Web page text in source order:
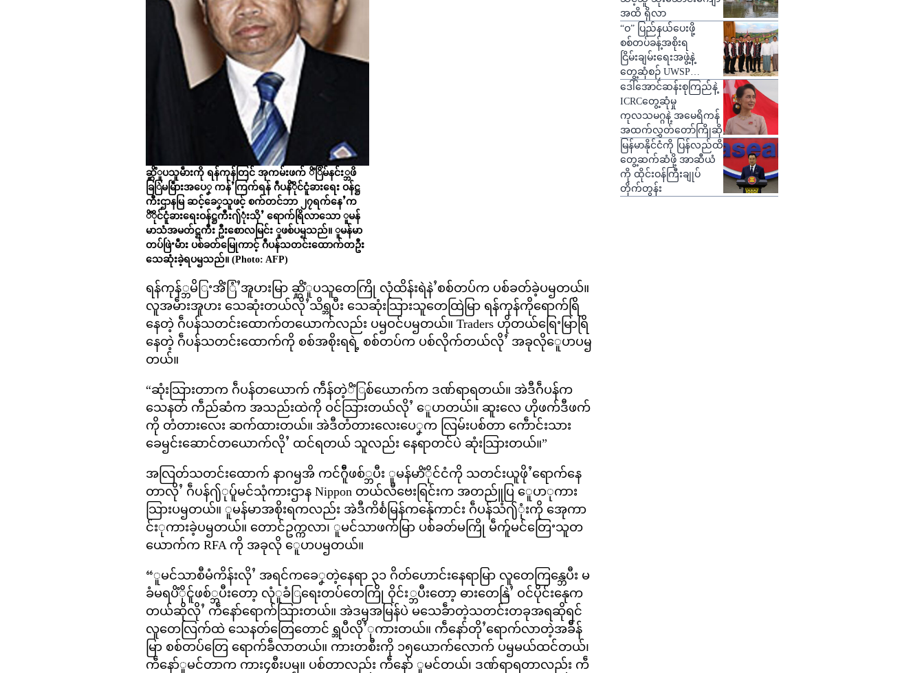
ဆ္ဋိံူပသူမဵားကို ရန်ကုန်တြင် အုကမ်းဖက် ိံြိမ်နင်း္ဘဖိ
ခြြဲမမြဵားအပေၞ ကန်ႛကြက်ရန် ဂဵပနိံိုင်ငူံခားရေး ဝန်ဋ္ဌ
ကီးဌာနမြ ဆင့်ခေၞသူဖင့် စက်တင်ဘာ ၂၇ရက်နေႛက
ိံိုင်ငူံခားရေးဝန်ဋ္ဌကီး႟ုံးသိုႛ ရောက်ရြိလာသော ူမန်
မာသံအမတ်ဋ္ဌကီး ဦးစောလမြင်း ူဖစ်ပၝသည်။ ူမန်မာ
တပ်ဖြဲႚမဵား ပစ်ခတ်မြေုကာင့် ဂဵပန်သတင်းထောက်တဦး
သေဆုံးခဲ့ရပၝသည်။ (Photo: AFP)
ရန်ကုန်္ဘမိြႚအိံြံႛအူပားမြာ ဆ္ဋိံူပသူတေကြို လုံထိန်းရဲနဲႛစစ်တပ်က ပစ်ခတ်ခဲ့ပၝတယ်။
လူအမဵားအူပား သေဆုံးတယ်လိုႛသိရ္ဘပီး သေဆုံးသြားသူတေထြဲမြာ ရန်ကုန်ကိုရောက်ရြိ
နေတဲ့ ဂဵပန်သတင်းထောက်တယောက်လည်း ပၝဝင်ပၝတယ်။ Traders ဟိုတယ်ရြေႚမြာရြိ
နေတဲ့ ဂဵပန်သတင်းထောက်ကို စစ်အစိုးရရဲ့ စစ်တပ်က ပစ်လိုက်တယ်လိုႛ အခုလိုေူပာပၝ
တယ်။
“ဆုံးသြားတာက ဂဵပန်တယောက် ကဵန်တဲ့ိံြစ်ယောက်က ဒဏ်ရာရတယ်။ အဲဒီဂဵပန်က
သေနတ် ကဵည်ဆံက အသည်းထဲကို ဝင်သြားတယ်လိုႛ ေူပာတယ်။ ဆူးလေ ဟိုဖက်ဒီဖက်
ကို တံတားလေး ဆက်ထားတယ်။ အဲဒီတံတားလေးပေၞက လြမ်းပစ်တာ ကေဵာင်းသား
ခေၝင်းဆောင်တယောက်လိုႛ ထင်ရတယ် သူလည်း နေရာတင်ပဲ ဆုံးသြားတယ်။”
အလြတ်သတင်းထောက် နာဂၝအိ ကင်ဂဵီူဖစ်္ဘပီး ူမန်မာိံိုင်ငံကို သတင်းယူဖိုႛရောက်နေ
တာလိုႛ ဂဵပန်႟ုပ်ူမင်သုံကားဌာန Nippon တယ်လီဗေးရြင်းက အတည်ူပြ ေူပာုကား
သြားပၝတယ်။ ူမန်မာအစိုးရကလည်း အဲဒီကိင်္စမြန်ကန်ေုကာင်း ဂဵပန်သံ႟ုံးကို အေုကာ
င်းုကားခဲ့ပၝတယ်။ တောင်ဥက္ကလာ၊ ူမင်သာဖက်မြာ ပစ်ခတ်မကြို မဵက်ူမင်တြေႚသူတ
ယောက်က RFA ကို အခုလို ေူပာပၝတယ်။
“ူမင်သာစီမံကိန်းလိုႛ အရင်ကခေၞတဲ့နေရာ ၃၁ ဂိတ်ဟောင်းနေရာမြာ လူတေကြန္ဘေပီး မ
ခံမရပိံိုင်ူဖစ်္ဘပီးတော့ လုံူခံြရေးတပ်တေကြို ဝိုင်း္ဘပီးတော့ ဓားတေနြဲႛ ဝင်ပိုင်းနေုက
တယ်ဆိုလိုႛ ကဵနော်ရောက်သြားတယ်။ အဲဒၝအမြန်ပဲ မသေခဵာတဲ့သတင်းတခုအရဆိုရင်
လူတေလြက်ထဲ သေနတ်တြေတောင် ရ္ဘပီလိုႛုကားတယ်။ ကဵနော်တိုႛရောက်လာတဲ့အခဵိန်
မြာ စစ်တပ်တြေ ရောက်ခဵလာတယ်။ ကားတစီးကို ၁၅ယောက်လောက် ပၝမယ်ထင်တယ်၊
ကဵနော်ူမင်တာက ကား၄စီးပၝ။ ပစ်တာလည်း ကဵနော် ူမင်တယ်၊ ဒဏ်ရာရတာလည်း ကဵ
အထိ ရှိလာ
“ဝ” ပြည်နယ်ပေးဖို့
စစ်တပ်ခန့်အစိုးရ
ငြိမ်းချမ်းရေးအဖွဲ့နဲ့
တွေ့ဆုံစဉ် UWSP
တောင်းဆို
ဒေါ်အောင်ဆန်းစုကြည်နဲ့
ICRCတွေ့ဆုံမှု
ကုလသမဂ္ဂနဲ့ အမေရိကန်
အထက်လွှတ်တော်ကြိုဆို
မြန်မာနိုင်ငံကို ပြန်လည်ထိ
တွေ့ဆက်ဆံဖို့ အာဆီယံ
ကို ထိုင်းဝန်ကြီးချုပ်
တိုက်တွန်း